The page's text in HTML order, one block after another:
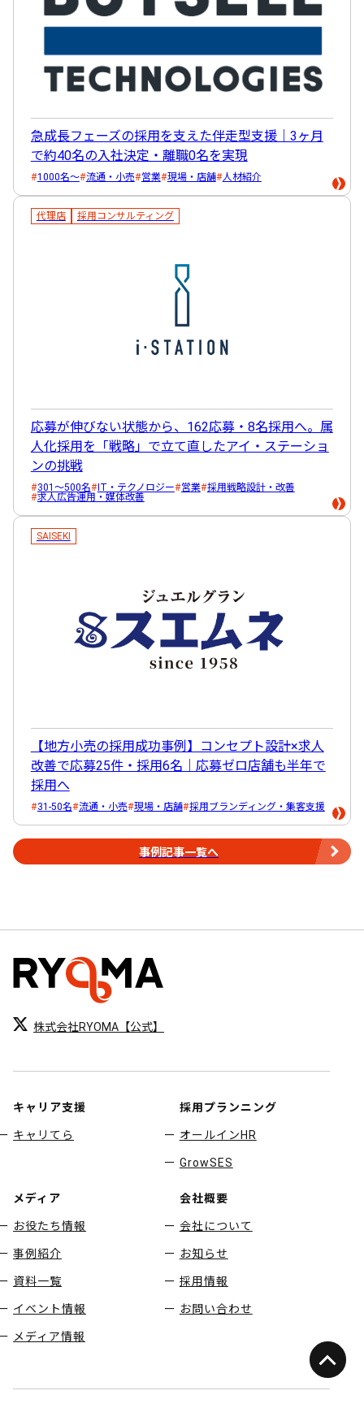
急成長フェーズの採用を支えた伴走型支援｜3ヶ月
で約40名の入社決定・離職0名を実現
1000名～ 流通・小売 営業 現場・店舗 人材紹介
代理店 採用コンサルティング
応募が伸びない状態から、162応募・8名採用へ。属
人化採用を「戦略」で立て直したアイ・ステーショ
ンの挑戦
301～500名 IT・テクノロジー 営業 採用戦略設計・改善
求人広告運用・媒体改善
SAISEKI
【地方小売の採用成功事例】コンセプト設計×求人
改善で応募25件・採用6名｜応募ゼロ店舗も半年で
採用へ
31-50名 流通・小売 現場・店舗 採用ブランディング・集客支援
事例記事一覧へ
株式会社RYOMA【公式】
キャリア支援
キャリてら
採用プランニング
オールインHR
GrowSES
メディア
お役たち情報
事例紹介
資料一覧
イベント情報
メディア情報
会社概要
会社について
お知らせ
採用情報
お問い合わせ